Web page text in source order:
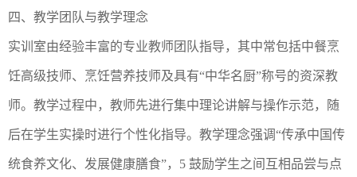
‌四、教学团队与教学理念‌
实训室由经验丰富的专业教师团队指导，其中常包括中餐烹
饪高级技师、烹饪营养技师及具有“中华名厨”称号的资深教
师。‌教学过程中，教师先进行集中理论讲解与操作示范，随
后在学生实操时进行个性化指导。‌教学理念强调“传承中国传
统食养文化、发展健康膳食”，‌5 鼓励学生之间互相品尝与点